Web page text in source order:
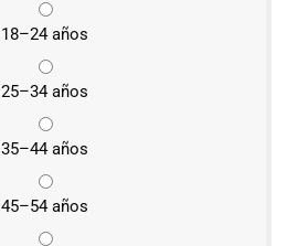
18–24 años
25–34 años
35–44 años
45–54 años